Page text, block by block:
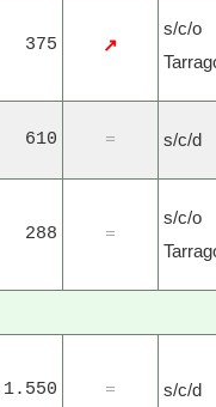
375 ↗
s/c/o
610 = s/c/d
288 =
s/c/o
1.550 = s/c/d